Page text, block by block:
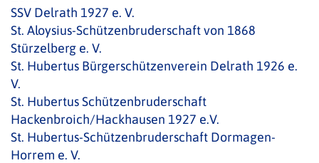
SSV Delrath 1927 e. V.
St. Aloysius-Schützenbruderschaft von 1868
Stürzelberg e. V.
St. Hubertus Bürgerschützenverein Delrath 1926 e.
V.
St. Hubertus Schützenbruderschaft
Hackenbroich/Hackhausen 1927 e.V.
St. Hubertus-Schützenbruderschaft Dormagen-
Horrem e. V.